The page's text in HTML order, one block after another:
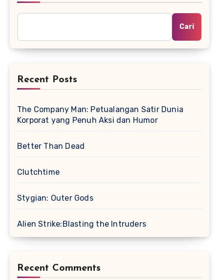
Cari
Recent Posts
The Company Man: Petualangan Satir Dunia
Korporat yang Penuh Aksi dan Humor
Better Than Dead
Clutchtime
Stygian: Outer Gods
Alien Strike:Blasting the Intruders
Recent Comments